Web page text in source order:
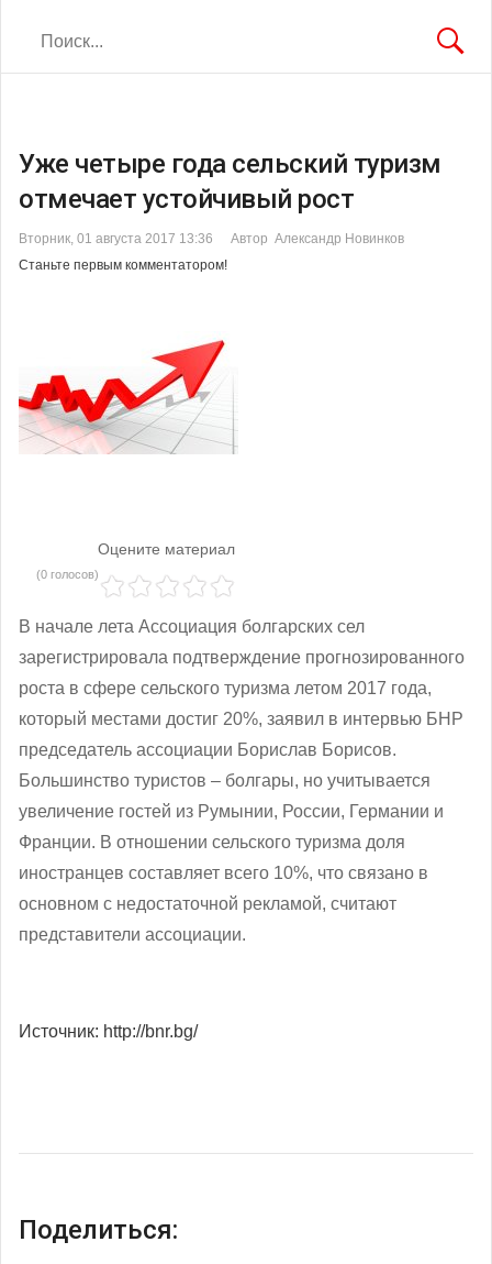
Уже четыре года сельский туризм
отмечает устойчивый рост
Вторник, 01 августа 2017 13:36
Автор Александр Новинков
Станьте первым комментатором!
Оцените материал
(0 голосов)
В начале лета Ассоциация болгарских сел
зарегистрировала подтверждение прогнозированного
роста в сфере сельского туризма летом 2017 года,
который местами достиг 20%, заявил в интервью БНР
председатель ассоциации Борислав Борисов.
Большинство туристов – болгары, но учитывается
увеличение гостей из Румынии, России, Германии и
Франции. В отношении сельского туризма доля
иностранцев составляет всего 10%, что связано в
основном с недостаточной рекламой, считают
представители ассоциации.
Источник: http://bnr.bg/
Поделиться: